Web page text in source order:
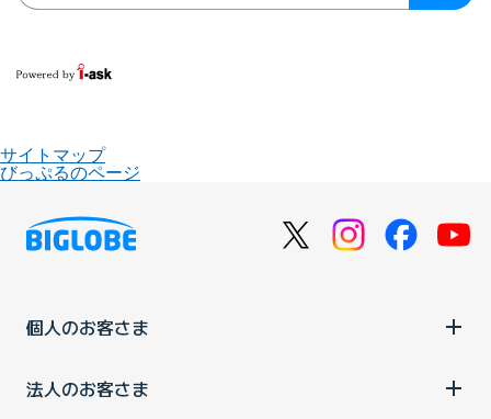
サイトマップ
びっぷるのページ
個人のお客さま
法人のお客さま